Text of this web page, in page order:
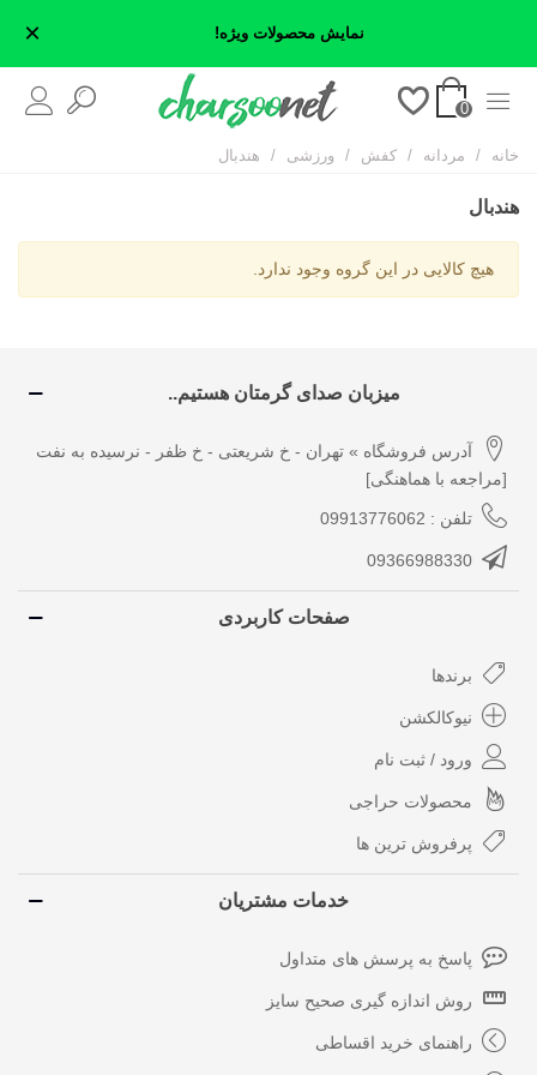
نمایش محصولات ویژه! ×
0
خانه / مردانه / کفش / ورزشی / هندبال
هندبال
هیچ کالایی در این گروه وجود ندارد.
میزبان صدای گرمتان هستیم..
آدرس فروشگاه » تهران - خ شریعتی - خ ظفر - نرسیده به نفت
[مراجعه با هماهنگی]
تلفن : 09913776062
09366988330
صفحات کاربردی
برندها
نیوکالکشن
ورود / ثبت نام
محصولات حراجی
پرفروش ترین ها
خدمات مشتریان
پاسخ به پرسش های متداول
روش اندازه گیری صحیح سایز
راهنمای خرید اقساطی